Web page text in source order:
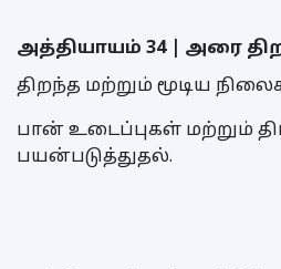
அத்தியாயம் 34 | அரை
திறந்த மற்றும் மூடிய
பான் உடைப்புகள் மற்றும்
பயன்படுத்துதல்.